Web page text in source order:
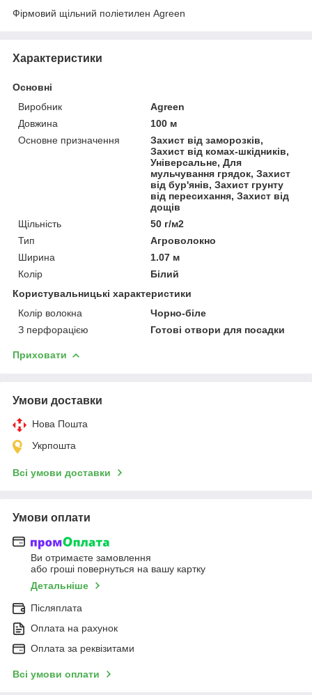
Фірмовий щільний поліетилен Agreen
Характеристики
Основні
Виробник
Agreen
Довжина
100 м
Основне призначення
Захист від заморозків,
Захист від комах-шкідників,
Універсальне, Для
мульчування грядок, Захист
від бур'янів, Захист грунту
від пересихання, Захист від
дощів
Щільність
50 г/м2
Тип
Агроволокно
Ширина
1.07 м
Колір
Білий
Користувальницькі характеристики
Колір волокна
Чорно-біле
З перфорацією
Готові отвори для посадки
Приховати
Умови доставки
Нова Пошта
Укрпошта
Всі умови доставки
Умови оплати
Ви отримаєте замовлення
або гроші повернуться на вашу картку
Детальніше
Післяплата
Оплата на рахунок
Оплата за реквізитами
Всі умови оплати